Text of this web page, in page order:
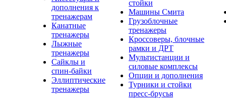
дополнения к
тренажерам
Канатные
тренажеры
Лыжные
тренажеры
Сайклы и
спин-байки
Эллиптические
тренажеры
стойки
Машины Смита
Грузоблочные
тренажеры
Кроссоверы, блочные
рамки и ДРТ
Мультистанции и
силовые комплексы
Опции и дополнения
Турники и стойки
пресс-брусья